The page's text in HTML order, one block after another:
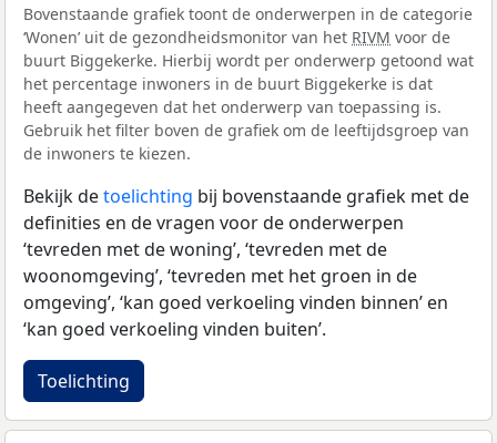
Bovenstaande grafiek toont de onderwerpen in de categorie
‘Wonen’ uit de gezondheidsmonitor van het RIVM voor de
buurt Biggekerke. Hierbij wordt per onderwerp getoond wat
het percentage inwoners in de buurt Biggekerke is dat
heeft aangegeven dat het onderwerp van toepassing is.
Gebruik het filter boven de grafiek om de leeftijdsgroep van
de inwoners te kiezen.
Bekijk detoelichting bij bovenstaande grafiek met de
definities en de vragen voor de onderwerpen
‘tevreden met de woning’, ‘tevreden met de
woonomgeving’, ‘tevreden met het groen in de
omgeving’, ‘kan goed verkoeling vinden binnen’ en
‘kan goed verkoeling vinden buiten’.
Toelichting